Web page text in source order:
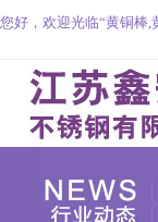
您好，欢迎光临“黄铜棒,